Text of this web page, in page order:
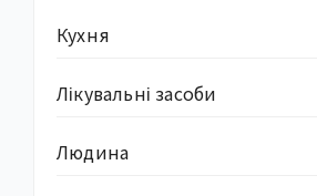
Кухня
Лікувальні засоби
Людина